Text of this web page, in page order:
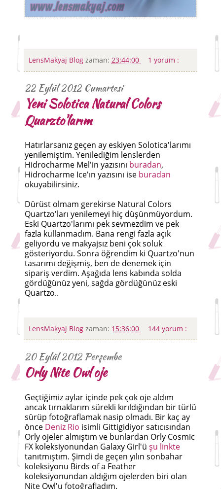
LensMakyaj Blog zaman: 23:44:00 1 yorum :
22 Eylül 2012 Cumartesi
Yeni Solotica Natural Colors
Quarzto'larım
Hatırlarsanız geçen ay eskiyen Solotica'larımı
yenilemiştim. Yenilediğim lenslerden
Hidrocharme Mel'in yazısını buradan,
Hidrocharme Ice'ın yazısını ise buradan
okuyabilirsiniz.
Dürüst olmam gerekirse Natural Colors
Quartzo'ları yenilemeyi hiç düşünmüyordum.
Eski Quartzo'larımı pek sevmezdim ve pek
fazla kullanmadım. Bana rengi fazla açık
geliyordu ve makyajsız beni çok soluk
gösteriyordu. Sonra öğrendim ki Quartzo'nun
tasarımı değişmiş, ben de denemek için
sipariş verdim. Aşağıda lens kabında solda
gördüğünüz yeni, sağda gördüğünüz eski
Quartzo..
LensMakyaj Blog zaman: 15:36:00 144 yorum :
20 Eylül 2012 Perşembe
Orly Nite Owl oje
Geçtiğimiz aylar içinde pek çok oje aldım
ancak tırnaklarım sürekli kırıldığından bir türlü
sürüp fotoğraflamak nasip olmadı. Bir kaç ay
önce Deniz Rio isimli Gittigidiyor satıcısından
Orly ojeler almıştım ve bunlardan Orly Cosmic
FX koleksiyonundan Galaxy Girl'ü şu linkte
tanıtmıştım. Şimdi de geçen yılın sonbahar
koleksiyonu Birds of a Feather
koleksiyonundan aldığım ojelerden biri olan
Nite Owl'u fotoğrafladım.